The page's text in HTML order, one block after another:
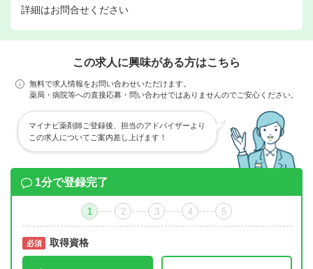
詳細はお問合せください
この求人に興味がある方はこちら
無料で求人情報をお問い合わせいただけます。
薬局・病院等への直接応募・問い合わせではありませんのでご安心ください。
マイナビ薬剤師ご登録後、担当のアドバイザーより
この求人についてご案内差し上げます！
1分で登録完了
1 2 3 4 5
必須 取得資格